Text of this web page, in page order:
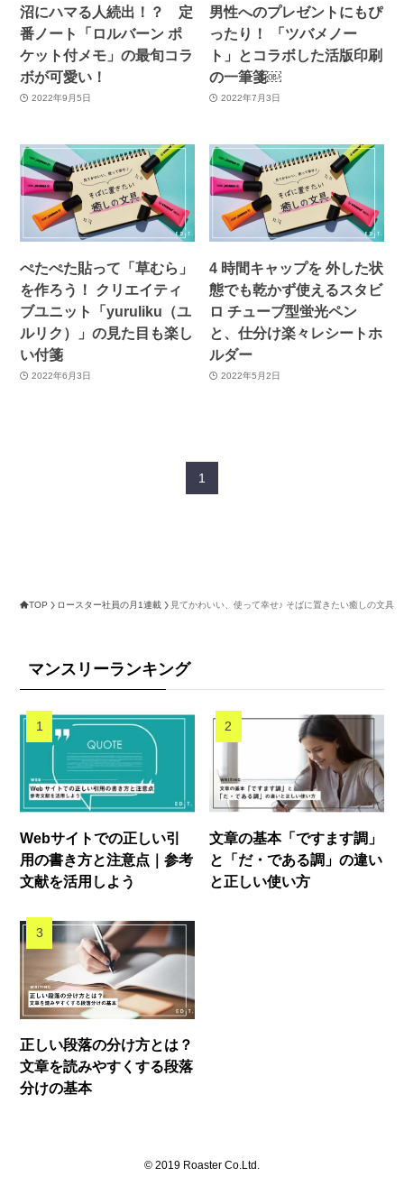
沼にハマる人続出！？ 定
番ノート「ロルバーン ポ
ケット付メモ」の最旬コラ
ボが可愛い！
2022年9月5日
男性へのプレゼントにもぴ
ったり！ 「ツバメノー
ト」とコラボした活版印刷
の一筆箋￼
2022年7月3日
ぺたぺた貼って「草むら」
を作ろう！ クリエイティ
ブユニット「yuruliku（ユ
ルリク）」の見た目も楽し
い付箋
2022年6月3日
4 時間キャップを 外した状
態でも乾かず使えるスタビ
ロ チューブ型蛍光ペン
と、仕分け楽々レシートホ
ルダー
2022年5月2日
1
TOP ロースター社員の月1連載 見てかわいい、使って幸せ♪ そばに置きたい癒しの文具
マンスリーランキング
Webサイトでの正しい引
用の書き方と注意点｜参考
文献を活用しよう
文章の基本「ですます調」
と「だ・である調」の違い
と正しい使い方
正しい段落の分け方とは？
文章を読みやすくする段落
分けの基本
© 2019 Roaster Co.Ltd.